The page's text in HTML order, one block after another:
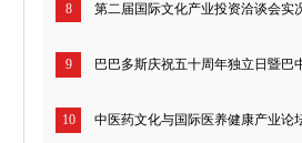
8 第二届国际文化产业投资洽谈会实
9
10 中医药文化与国际医养健康产业论